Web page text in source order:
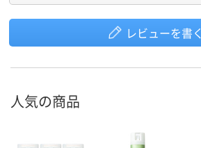
レビューを書く
人気の商品